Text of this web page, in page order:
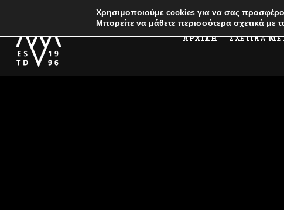
ΑΡΧΙΚΗ ΣΧΕΤΙΚΑ ΜΕ
Χρησιμοποιούμε cookies για να σας
Μπορείτε να μάθετε περισσότερα σχετικά